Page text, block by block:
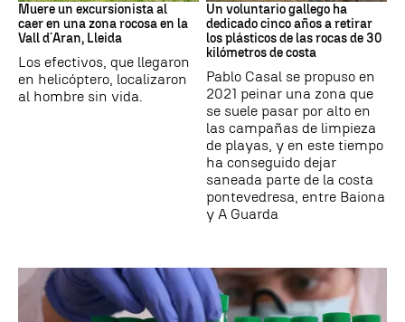
Muere un excursionista al
caer en una zona rocosa en la
Vall d´Aran, Lleida
Los efectivos, que llegaron
en helicóptero, localizaron
al hombre sin vida.
Un voluntario gallego ha
dedicado cinco años a retirar
los plásticos de las rocas de 30
kilómetros de costa
Pablo Casal se propuso en
2021 peinar una zona que
se suele pasar por alto en
las campañas de limpieza
de playas, y en este tiempo
ha conseguido dejar
saneada parte de la costa
pontevedresa, entre Baiona
y A Guarda